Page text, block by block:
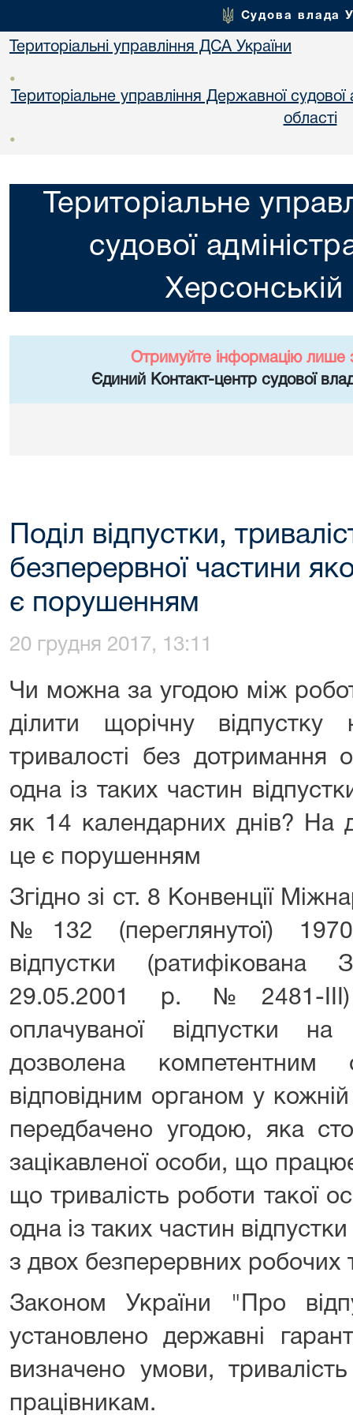
Судова влада
Територіальні управління ДСА України
•
Територіальне управління Державної судової
областi
•
Територіальне
судової
Отримуйте інформацію лише
Єдиний Контакт-центр судової
Подiл вiдпустки,
безперервної частини
є порушенням
20 грудня 2017, 13:11
Чи можна за угодою мiж
дiлити щорiчну вiдпустку
тривалостi без дотримання
одна iз таких частин
як 14 календарних днiв? На
це є порушенням
Згiдно зi ст. 8 Конвенцiї
№132 (переглянутої)
вiдпустки (ратифiкована
29.05.2001 р. №2481-III)
оплачуваної вiдпустки
дозволена
вiдповiдним органом у
передбачено угодою, яка
зацiкавленої особи, що
що тривалiсть роботи такої
одна iз таких частин
з двох безперервних робочих
Законом України "Про
установлено державнi
визначено умови,
працiвникам.